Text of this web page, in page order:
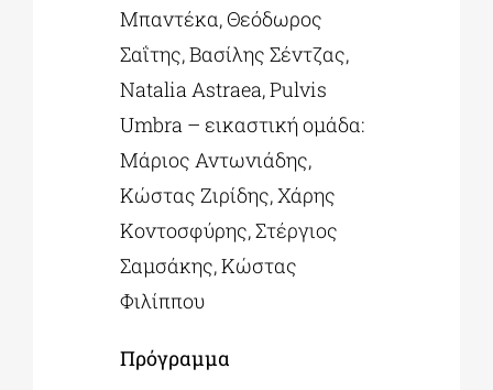
Μπαντέκα, Θεόδωρος
Σαΐτης, Βασίλης Σέντζας,
Natalia Astraea, Pulvis
Umbra – εικαστική ομάδα:
Μάριος Αντωνιάδης,
Κώστας Ζιρίδης, Χάρης
Κοντοσφύρης, Στέργιος
Σαμσάκης, Κώστας
Φιλίππου
Πρόγραμμα